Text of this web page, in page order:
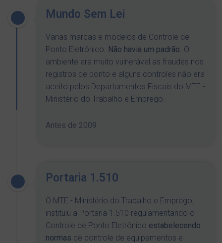
Mundo Sem Lei
Varias marcas e modelos de Controle de
Ponto Eletrônico. Não havia um padrão. O
ambiente era muito vulnerável as fraudes nos
registros de ponto e alguns controles não era
aceito pelos Departamentos Fiscais do MTE -
Ministério do Trabalho e Emprego.
Antes de 2009
Portaria 1.510
O MTE - Ministério do Trabalho e Emprego,
instituiu a Portaria 1.510 regulamentando o
Controle de Ponto Eletrônico estabelecendo
normas de controle de equipamentos e